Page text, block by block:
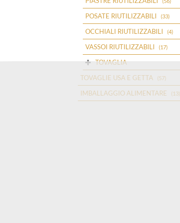
POSATE RIUTILIZZABILI (33)
OCCHIALI RIUTILIZZABILI (4)
VASSOI RIUTILIZZABILI (17)
TOVAGLIA
TOVAGLIE USA E GETTA
(57)
IMBALLAGGIO ALIMENTARE (13)